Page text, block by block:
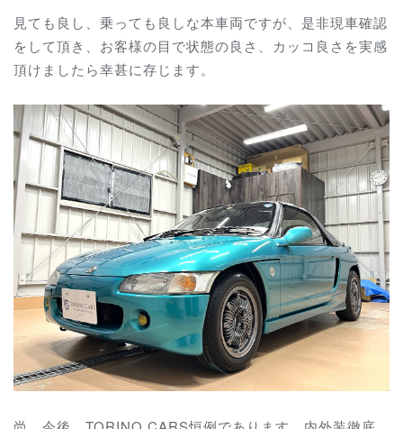
見ても良し、乗っても良しな本車両ですが、是非現車確認
をして頂き、お客様の目で状態の良さ、カッコ良さを実感
頂けましたら幸甚に存じます。